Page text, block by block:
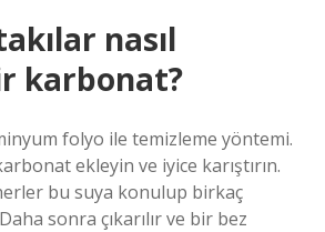
nasıl
karbonat?
folyo ile temizleme yöntemi.
ekleyin ve iyice karıştırın.
bu suya konulup birkaç
sonra çıkarılır ve bir bez